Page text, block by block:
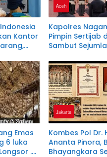
Kantor
Aceh
Kapolres
Pimpin Sertijab
Sambut
Jajaran
Emas
6 luka
.
Jakarta
Kombes Pol Dr.
Ananta Pinora,
Bhayangkara